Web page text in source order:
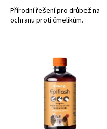
Přírodní řešení pro drůbež na
ochranu proti čmelíkům.